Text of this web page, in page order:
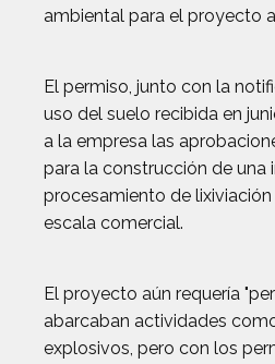
ambiental para el proyecto
El permiso, junto con la
uso del suelo recibida en
a la empresa las
para la construcción de una
procesamiento de
escala comercial.
El proyecto aún requería
abarcaban actividades
explosivos, pero con los